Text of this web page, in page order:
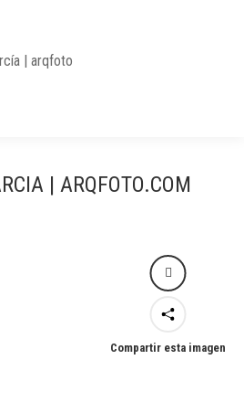
| ARQFOTO.COM
Compartir esta imagen